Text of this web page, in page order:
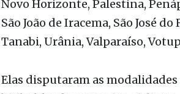
Guararapes, Ilha Solteira,
Macaubal, Mirandópolis,
Novo Horizonte, Palestina,
Tanabi, Urânia, Valparaíso,